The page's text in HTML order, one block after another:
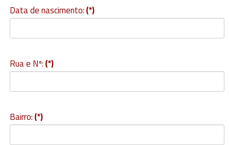
Data de nascimento:(*)
Rua e Nº:(*)
Bairro:(*)